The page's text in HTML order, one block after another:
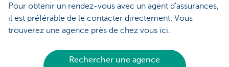
Pour obtenir un rendez-vous avec un agent d'assurances,
il est préférable de le contacter directement. Vous
trouverez une agence près de chez vous ici.
Rechercher une agence